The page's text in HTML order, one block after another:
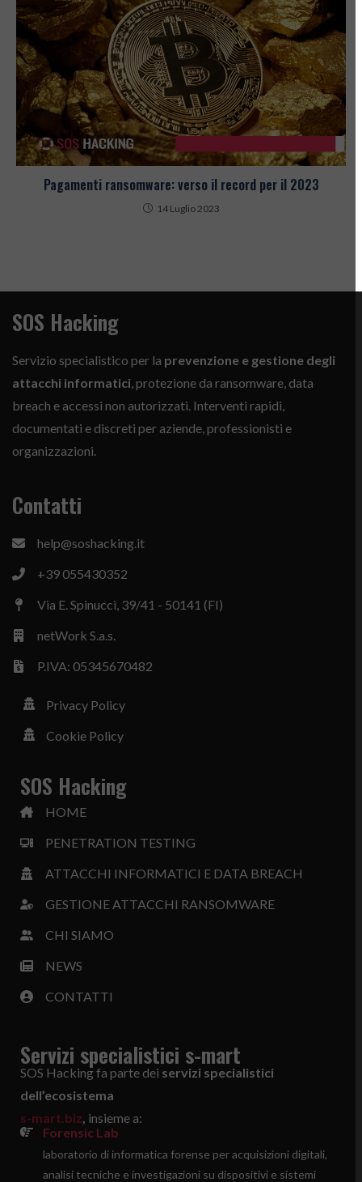
Pagamenti ransomware: verso il record per il 2023
14 Luglio 2023
SOS Hacking
Servizio specialistico per la prevenzione e gestione degli
attacchi informatici, protezione da ransomware, data
breach e accessi non autorizzati. Interventi rapidi,
documentati e discreti per aziende, professionisti e
organizzazioni.
Contatti
help@soshacking.it
+39 055430352
Via E. Spinucci, 39/41 - 50141 (FI)
netWork S.a.s.
P.IVA: 05345670482
Privacy Policy
Cookie Policy
SOS Hacking
HOME
PENETRATION TESTING
ATTACCHI INFORMATICI E DATA BREACH
GESTIONE ATTACCHI RANSOMWARE
CHI SIAMO
NEWS
CONTATTI
Servizi specialistici s-mart
SOS Hacking fa parte dei servizi specialistici
dell’ecosistema
s-mart.biz, insieme a:
Forensic Lab
laboratorio di informatica forense per acquisizioni digitali,
analisi tecniche e investigazioni su dispositivi e sistemi